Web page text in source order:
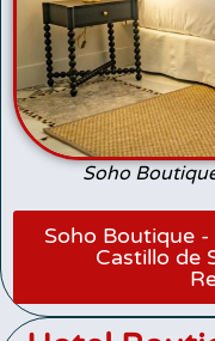
Soho
לחץ כאן למעבר למלון בבוקינג - Soho Boutique
Castillo de